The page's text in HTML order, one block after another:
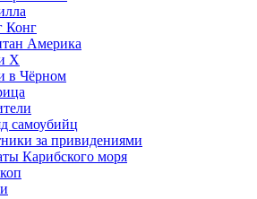
Конг
Америка
X
в Чёрном
самоубийц
за привидениями
Карибского моря